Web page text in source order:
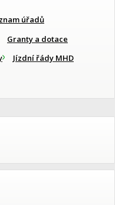
úřadů
Granty a dotace
Jízdní řády MHD